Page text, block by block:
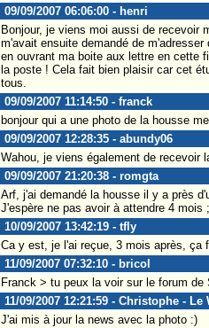
09/09/2007 06:06:00 - henri
Bonjour, je viens moi aussi de recevoir
m'avait ensuite demandé de
en ouvrant ma boite aux lettre en cette
la poste ! Cela fait bien plaisir car cet
tous.
09/09/2007 11:14:50 - franck
bonjour qui a une photo de la housse
09/09/2007 12:28:35 - abundy06
Wahou, je viens également de recevoir
09/09/2007 21:20:38 - romgta
Arf, j'ai demandé la housse il y a près
J'espère ne pas avoir à attendre 4 mois
10/09/2007 13:42:19 - tfly
Ca y est, je l'ai reçue, 3 mois après, ça
11/09/2007 07:32:10 - bricol
Franck > tu peux la voir sur le forum de
11/09/2007 12:21:59 - Christophe - Le
J'ai mis à jour la news avec la photo :)